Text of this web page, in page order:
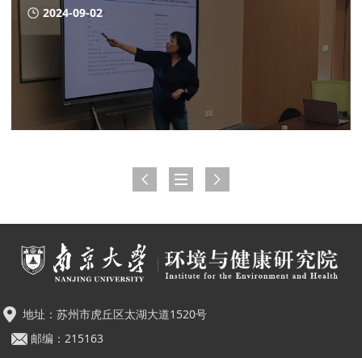
2024-09-02
地址：苏州市虎丘区太湖大道1520号
邮编：215163